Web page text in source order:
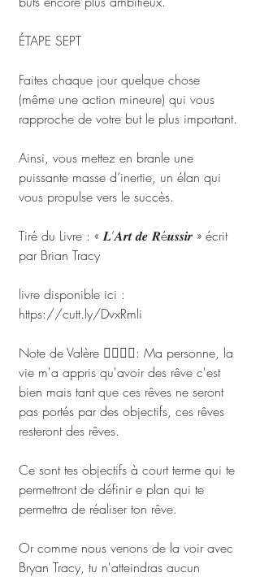
ÉTAPE SEPT
Faites chaque jour quelque chose
(même une action mineure) qui vous
rapproche de votre but le plus important.
Ainsi, vous mettez en branle une
puissante masse d’inertie, un élan qui
vous propulse vers le succès.
Tiré du Livre : « 𝑳’𝑨𝒓𝒕 𝒅𝒆 𝑹é𝒖𝒔𝒔𝒊𝒓 » écrit
par Brian Tracy
livre disponible ici :
https://cutt.ly/DvxRmli
Note de Valère ✍🏾✍🏾: Ma personne, la
vie m'a appris qu'avoir des rêve c'est
bien mais tant que ces rêves ne seront
pas portés par des objectifs, ces rêves
resteront des rêves.
Ce sont tes objectifs à court terme qui te
permettront de définir e plan qui te
permettra de réaliser ton rêve.
Or comme nous venons de la voir avec
Bryan Tracy, tu n'atteindras aucun